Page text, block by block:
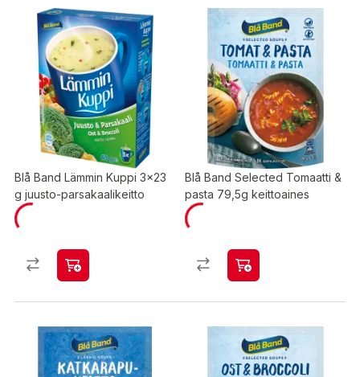
Blå Band Lämmin Kuppi 3x23
g juusto-parsakaalikeitto
Blå Band Selected Tomaatti &
pasta 79,5g keittoaines